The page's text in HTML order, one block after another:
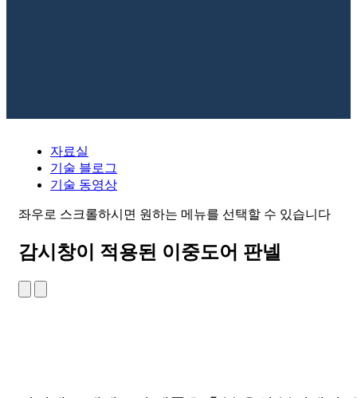
자료실
기술 블로그
기술 동영상
좌우로 스크롤하시면 원하는 메뉴를 선택할 수 있습니다
감시창이 적용된 이중도어 판넬